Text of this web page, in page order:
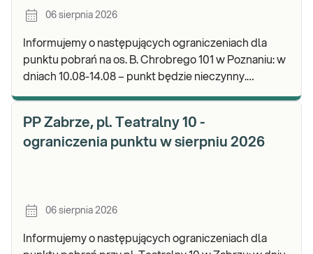
06 sierpnia 2026
Informujemy o następujących ograniczeniach dla
punktu pobrań na os. B. Chrobrego 101 w Poznaniu: w
dniach 10.08-14.08 – punkt będzie nieczynny.
PP Zabrze, pl. Teatralny 10 -
ograniczenia punktu w sierpniu 2026
06 sierpnia 2026
Informujemy o następujących ograniczeniach dla